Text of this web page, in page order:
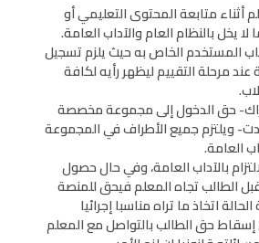
أثناء متابعة المحتوى التعليمي أو
لا يخل بالنظام العام والآداب العامة.
المستخدم الخاص به حيث يلزم تسجيل
مرحلة التقييم ليظهر رأيه لكافة
حق الدخول إلى مجموعة مخصصة
ويلتزم جميع الأطراف في المجموعة
العامة.
بالآداب العامة، وفي حال حصول
الطالب تجاه المعلم فيحق للمنصة
اتخاذ ما تراه مناسبا إجرائيا
إسقاط حق الطالب بالتواصل مع المعلم